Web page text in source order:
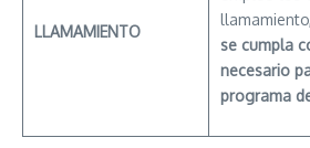
LLAMAMIENTO
llamamiento,
se cumpla
necesario
programa